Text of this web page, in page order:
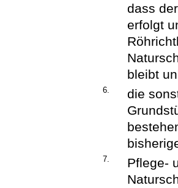
dass
erfolgt
bleibt
6.
die
7.
Pflege-